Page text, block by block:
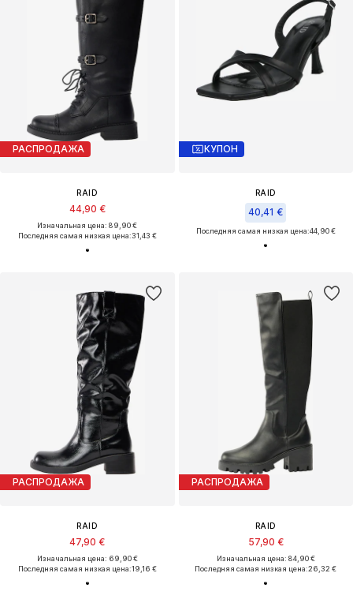
РАСПРОДАЖА
RAID
44,90 €
Изначальная цена: 89,90 €
Последняя самая низкая цена:31,43 €
КУПОН
RAID
40,41 €
Последняя самая низкая цена:44,90 €
РАСПРОДАЖА
RAID
47,90 €
Изначальная цена: 69,90 €
Последняя самая низкая цена:19,16 €
РАСПРОДАЖА
RAID
57,90 €
Изначальная цена: 84,90 €
Последняя самая низкая цена:26,32 €